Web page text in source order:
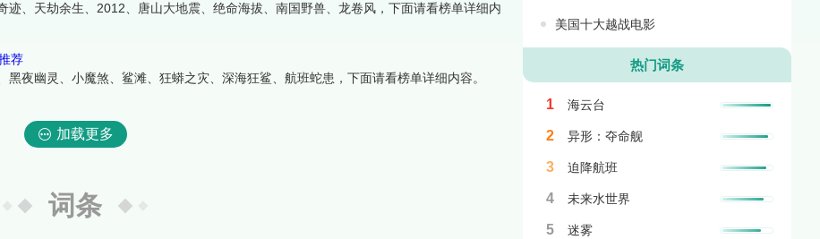
、天劫余生、2012、唐山大地震、绝命海拔、南国野兽、龙卷风，下面请看榜单详细内
荐
夜幽灵、小魔煞、鲨滩、狂蟒之灾、深海狂鲨、航班蛇患，下面请看榜单详细内容。
加载更多
词条
美国十大越战电影
热门词条
1 海云台
2 异形：夺命舰
3 迫降航班
4 未来水世界
5 迷雾